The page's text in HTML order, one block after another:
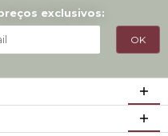
exclusivos: